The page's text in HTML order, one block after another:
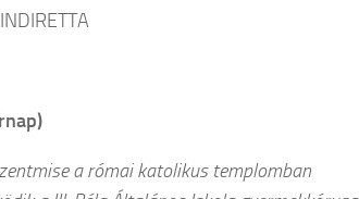
a római katolikus templomban